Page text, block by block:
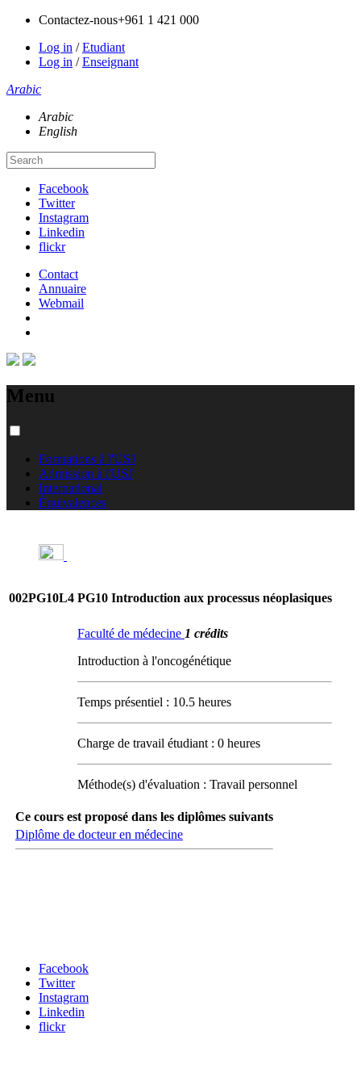
Contactez-nous+961 1 421 000
Log in /Etudiant
Log in /Enseignant
Arabic
Arabic
English
Facebook
Twitter
Instagram
Linkedin
flickr
Contact
Annuaire
Webmail
Menu
Formations à l'USJ
Admission à l'USJ
International
Équivalences
002PG10L4 PG10 Introduction aux processus néoplasiques
Faculté de médecine 1 crédits
Introduction à l'oncogénétique
Temps présentiel : 10.5 heures
Charge de travail étudiant : 0 heures
Méthode(s) d'évaluation : Travail personnel
Ce cours est proposé dans les diplômes suivants
Diplôme de docteur en médecine
Facebook
Twitter
Instagram
Linkedin
flickr